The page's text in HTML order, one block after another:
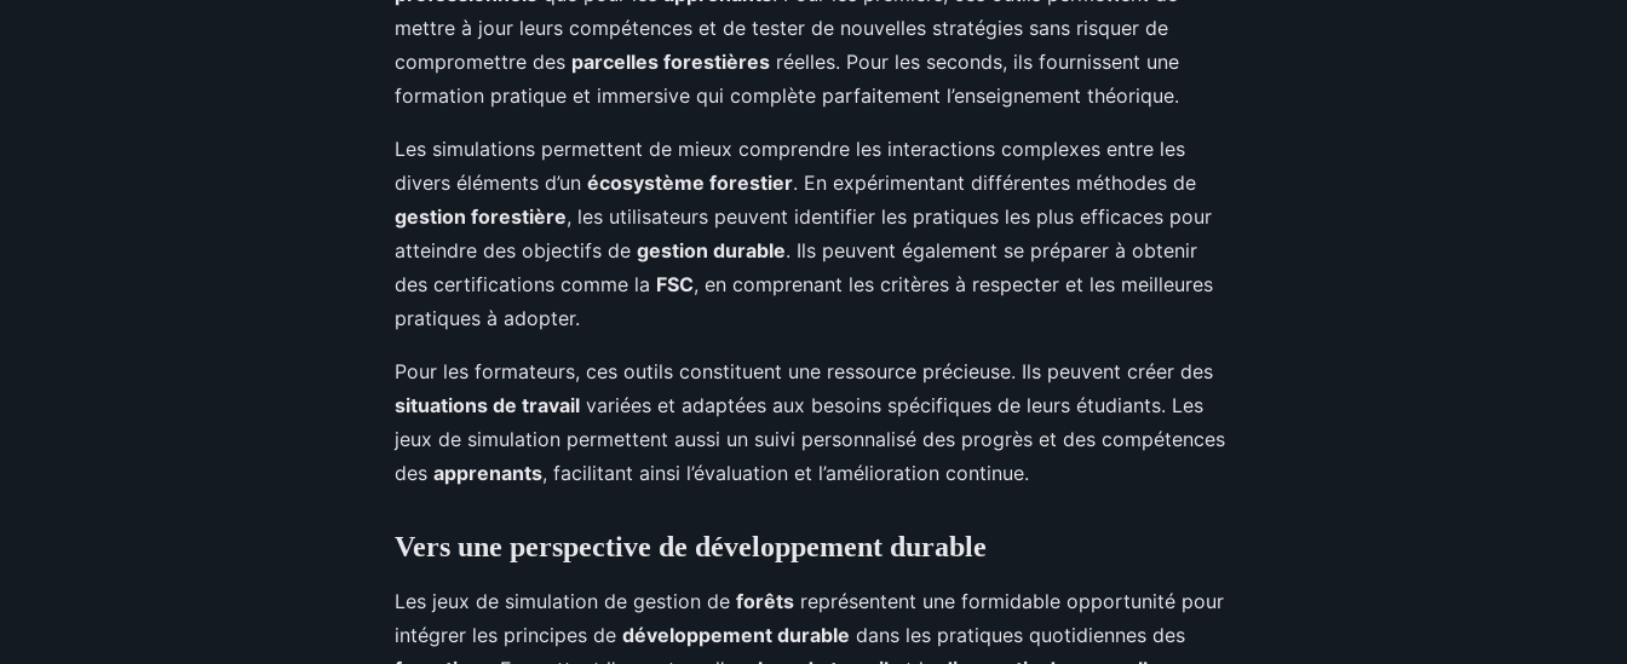
mettre à jour leurs compétences et de tester de nouvelles stratégies sans risquer de
compromettre des parcelles forestières réelles. Pour les seconds, ils fournissent une
formation pratique et immersive qui complète parfaitement l’enseignement théorique.
Les simulations permettent de mieux comprendre les interactions complexes entre les
divers éléments d’un écosystème forestier. En expérimentant différentes méthodes de
gestion forestière, les utilisateurs peuvent identifier les pratiques les plus efficaces pour
atteindre des objectifs de gestion durable. Ils peuvent également se préparer à obtenir
des certifications comme la FSC, en comprenant les critères à respecter et les meilleures
pratiques à adopter.
Pour les formateurs, ces outils constituent une ressource précieuse. Ils peuvent créer des
situations de travail variées et adaptées aux besoins spécifiques de leurs étudiants. Les
jeux de simulation permettent aussi un suivi personnalisé des progrès et des compétences
des apprenants, facilitant ainsi l’évaluation et l’amélioration continue.
Vers une perspective de développement durable
Les jeux de simulation de gestion de forêts représentent une formidable opportunité pour
intégrer les principes de développement durable dans les pratiques quotidiennes des